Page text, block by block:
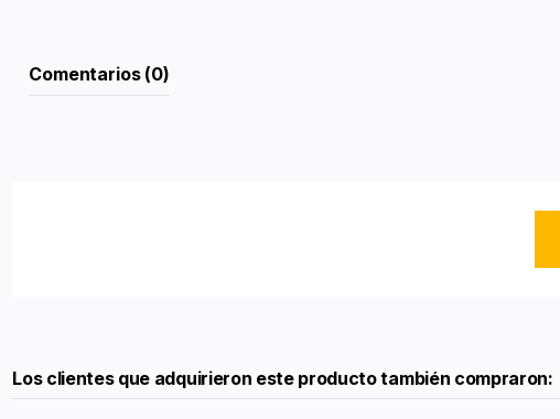
Comentarios (0)
Los clientes que adquirieron este producto también compraron: